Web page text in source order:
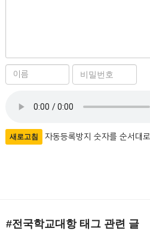
름
비
밀
수
등
새로고침 자동등록방지 숫자를 순서대
#전국학교대항태그 관련 글